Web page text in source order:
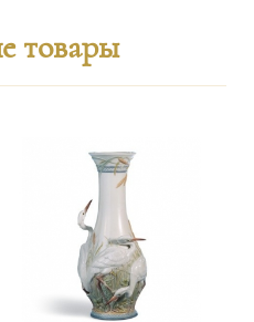
товары